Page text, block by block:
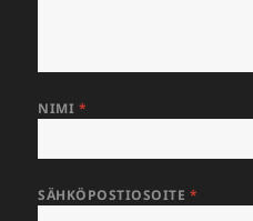
NIMI *
SÄHKÖPOSTIOSOITE *